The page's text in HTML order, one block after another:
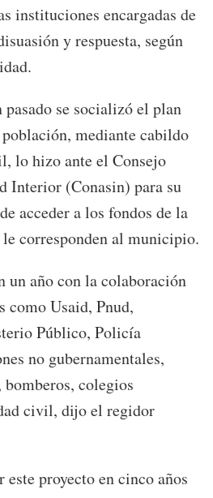
instituciones encargadas de
y respuesta, según
se socializó el plan
mediante cabildo
lo hizo ante el Consejo
Interior (Conasin) para su
acceder a los fondos de la
le corresponden al municipio.
un año con la colaboración
como Usaid, Pnud,
Público, Policía
no gubernamentales,
colegios
civil, dijo el regidor
proyecto en cinco años